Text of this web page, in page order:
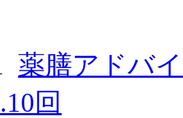
薬膳アドバ
回